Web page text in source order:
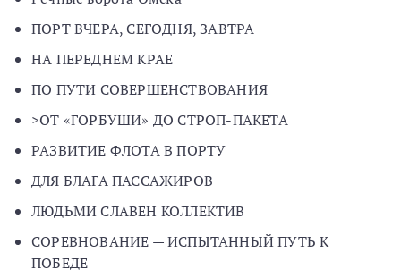
ПОРТ ВЧЕРА, СЕГОДНЯ, ЗАВТРА
НА ПЕРЕДНЕМ КРАЕ
ПО ПУТИ СОВЕРШЕНСТВОВАНИЯ
>ОТ «ГОРБУШИ» ДО СТРОП-ПАКЕТА
РАЗВИТИЕ ФЛОТА В ПОРТУ
ДЛЯ БЛАГА ПАССАЖИРОВ
ЛЮДЬМИ СЛАВЕН КОЛЛЕКТИВ
СОРЕВНОВАНИЕ — ИСПЫТАННЫЙ ПУТЬ К
ПОБЕДЕ